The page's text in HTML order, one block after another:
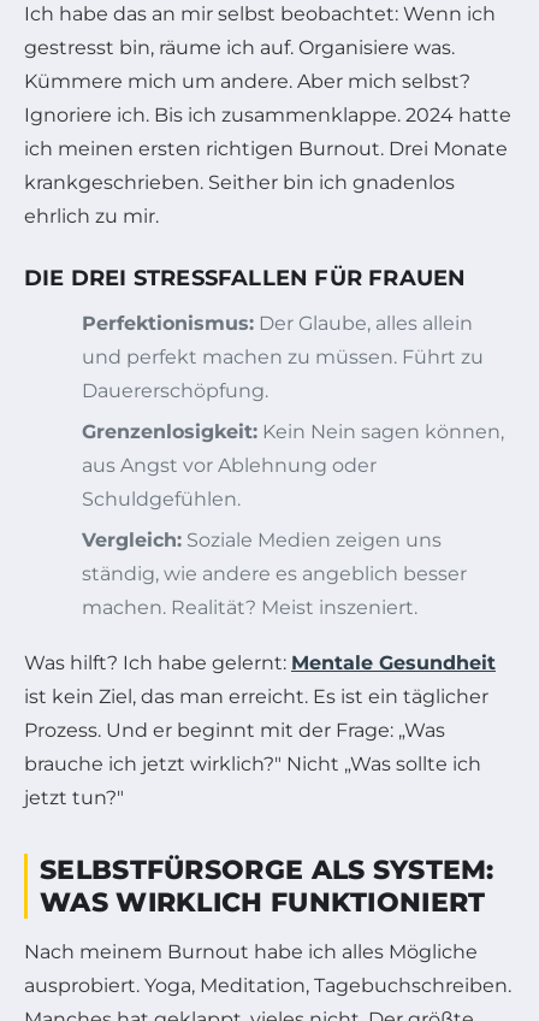
Ich habe das an mir selbst beobachtet: Wenn ich
gestresst bin, räume ich auf. Organisiere was.
Kümmere mich um andere. Aber mich selbst?
Ignoriere ich. Bis ich zusammenklappe. 2024 hatte
ich meinen ersten richtigen Burnout. Drei Monate
krankgeschrieben. Seither bin ich gnadenlos
ehrlich zu mir.
DIE DREI STRESSFALLEN FÜR FRAUEN
Perfektionismus: Der Glaube, alles allein
und perfekt machen zu müssen. Führt zu
Dauererschöpfung.
Grenzenlosigkeit: Kein Nein sagen können,
aus Angst vor Ablehnung oder
Schuldgefühlen.
Vergleich: Soziale Medien zeigen uns
ständig, wie andere es angeblich besser
machen. Realität? Meist inszeniert.
Was hilft? Ich habe gelernt: Mentale Gesundheit
ist kein Ziel, das man erreicht. Es ist ein täglicher
Prozess. Und er beginnt mit der Frage: „Was
brauche ich jetzt wirklich?" Nicht „Was sollte ich
jetzt tun?"
SELBSTFÜRSORGE ALS SYSTEM:
WAS WIRKLICH FUNKTIONIERT
Nach meinem Burnout habe ich alles Mögliche
ausprobiert. Yoga, Meditation, Tagebuchschreiben.